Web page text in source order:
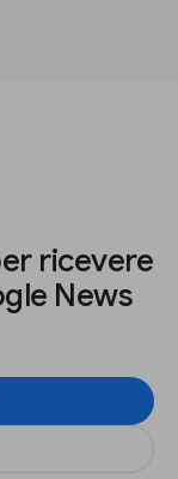
ricevere
News